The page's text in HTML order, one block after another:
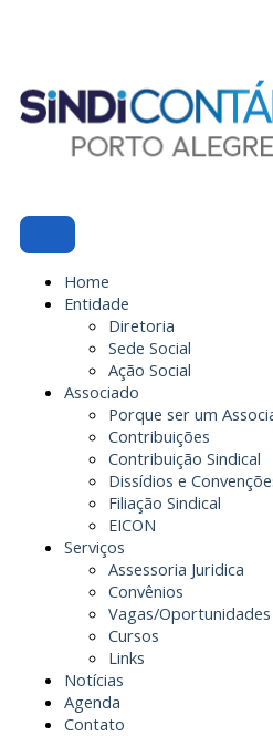
Home
Entidade
Diretoria
Sede Social
Ação Social
Associado
Porque ser um
Contribuições
Contribuição Sindical
Dissídios e
Filiação Sindical
EICON
Serviços
Assessoria Juridica
Convênios
Vagas/Oportunidades
Cursos
Links
Notícias
Agenda
Contato